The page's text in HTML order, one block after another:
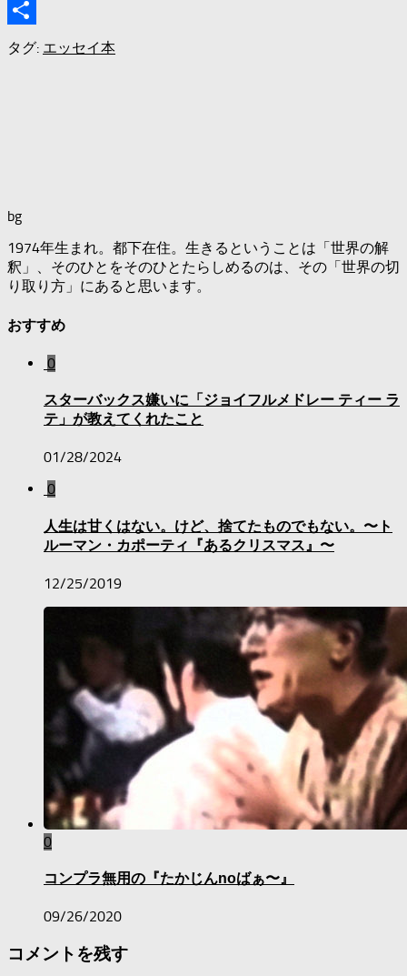
Email
共
タグ: エッセイ本
bg
1974年生まれ。都下在住。生きるということは「世界の解
釈」、そのひとをそのひとたらしめるのは、その「世界の切
り取り方」にあると思います。
おすすめ
0
スターバックス嫌いに「ジョイフルメドレー ティー ラ
テ」が教えてくれたこと
01/28/2024
0
人生は甘くはない。けど、捨てたものでもない。〜ト
ルーマン・カポーティ『あるクリスマス』〜
12/25/2019
0
コンプラ無用の『たかじんnoばぁ〜』
09/26/2020
コメントを残す